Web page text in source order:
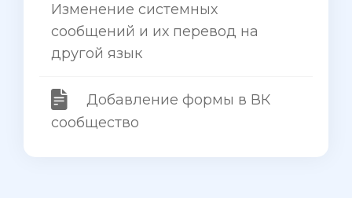
Изменение системных
сообщений и их перевод на
другой язык
Добавление формы в ВК
сообщество